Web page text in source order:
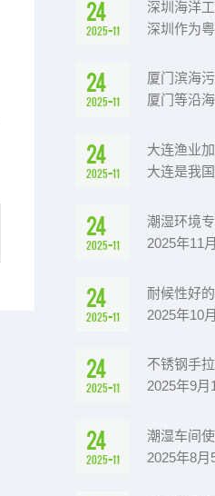
24
2025-11
深圳海洋
深圳作为
24
2025-11
厦门滨海
厦门等沿
24
2025-11
大连渔业
大连是我
24
2025-11
潮湿环境
2025年11
24
2025-11
耐候性好
2025年10
24
2025-11
不锈钢手
2025年9
24
2025-11
潮湿车间
2025年8